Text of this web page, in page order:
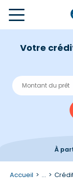
Votre
À
Accueil ...